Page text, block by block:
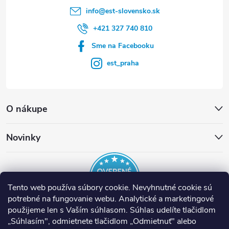
Tento web používa súbory cookie. Nevyhnutné cookie sú
potrebné na fungovanie webu. Analytické a marketingové
použijeme len s Vaším súhlasom. Súhlas udelíte tlačidlom
„Súhlasím", odmietnete tlačidlom „Odmietnuť" alebo
O nákupe
Novinky
info@est-slovensko.sk
+421 327 740 810
Sme na Facebooku
est_praha